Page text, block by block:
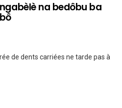
na bedôbu ba
de dents carriées ne tarde pas à